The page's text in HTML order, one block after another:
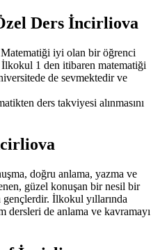
Ders İncirliova
iyi olan bir öğrenci
İlkokul 1 den itibaren matematiği
de sevmektedir ve
ders takviyesi alınmasını
doğru anlama, yazma ve
güzel konuşan bir nesil bir
İlkokul yıllarında
de anlama ve kavramayı